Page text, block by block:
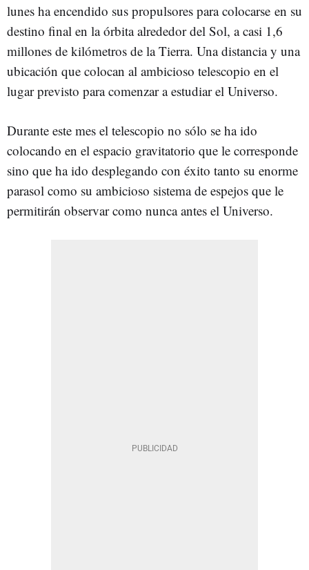
lunes ha encendido sus propulsores para colocarse en su
destino final en la órbita alrededor del Sol, a casi 1,6
millones de kilómetros de la Tierra. Una distancia y una
ubicación que colocan al ambicioso telescopio en el
lugar previsto para comenzar a estudiar el Universo.
Durante este mes el telescopio no sólo se ha ido
colocando en el espacio gravitatorio que le corresponde
sino que ha ido desplegando con éxito tanto su enorme
parasol como su ambicioso sistema de espejos que le
permitirán observar como nunca antes el Universo.